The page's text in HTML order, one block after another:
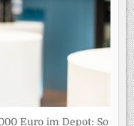
Euro im Depot: So